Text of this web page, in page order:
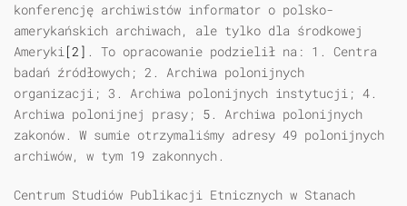
konferencję archiwistów informator o polsko-
amerykańskich archiwach, ale tylko dla środkowej
Ameryki[2] . To opracowanie podzielił na: 1. Centra
badań źródłowych; 2. Archiwa polonijnych
organizacji; 3. Archiwa polonijnych instytucji; 4.
Archiwa polonijnej prasy; 5. Archiwa polonijnych
zakonów. W sumie otrzymaliśmy adresy 49 polonijnych
archiwów, w tym 19 zakonnych.
Centrum Studiów Publikacji Etnicznych w Stanach